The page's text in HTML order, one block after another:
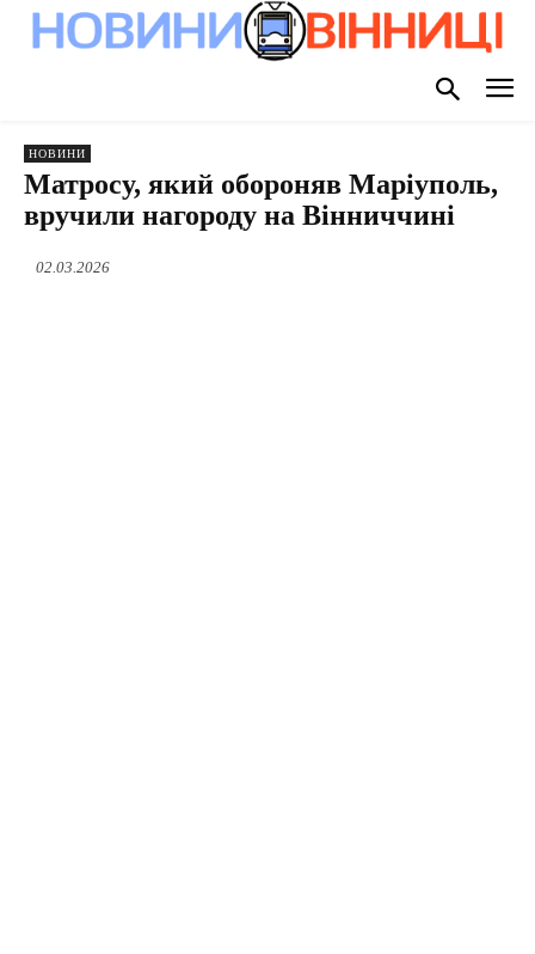
НОВИНИ
Матросу, який обороняв Маріуполь,
вручили нагороду на Вінниччині
02.03.2026